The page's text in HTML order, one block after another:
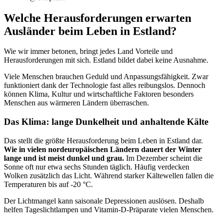
Welche Herausforderungen erwarten
Ausländer beim Leben in Estland?
Wie wir immer betonen, bringt jedes Land Vorteile und
Herausforderungen mit sich. Estland bildet dabei keine Ausnahme.
Viele Menschen brauchen Geduld und Anpassungsfähigkeit. Zwar
funktioniert dank der Technologie fast alles reibungslos. Dennoch
können Klima, Kultur und wirtschaftliche Faktoren besonders
Menschen aus wärmeren Ländern überraschen.
Das Klima: lange Dunkelheit und anhaltende Kälte
Das stellt die größte Herausforderung beim Leben in Estland dar.
Wie in vielen nordeuropäischen Ländern dauert der Winter
lange und ist meist dunkel und grau. Im Dezember scheint die
Sonne oft nur etwa sechs Stunden täglich. Häufig verdecken
Wolken zusätzlich das Licht. Während starker Kältewellen fallen die
Temperaturen bis auf -20 °C.
Der Lichtmangel kann saisonale Depressionen auslösen. Deshalb
helfen Tageslichtlampen und Vitamin-D-Präparate vielen Menschen.